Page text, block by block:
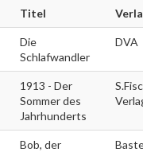
Titel
Die
Schlafwandler
DVA
1913 - Der
Sommer des
Jahrhunderts
Bob, der